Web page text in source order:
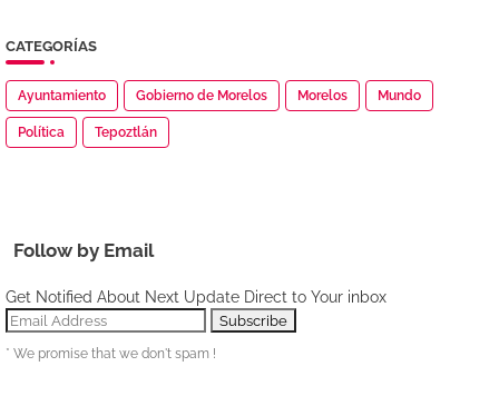
CATEGORÍAS
Ayuntamiento Gobierno de Morelos Morelos Mundo
Política Tepoztlán
Follow by Email
Get Notified About Next Update Direct to Your inbox
* We promise that we don't spam !